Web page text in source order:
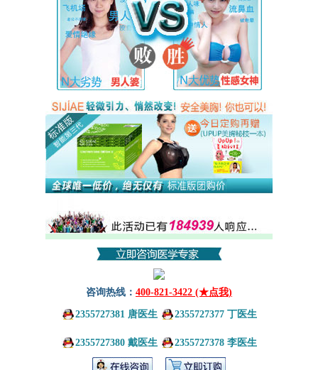
咨询热线： 400-821-3422 (★点我)
2355727381 唐医生 2355727377 丁医生
2355727380 戴医生 2355727378 李医生